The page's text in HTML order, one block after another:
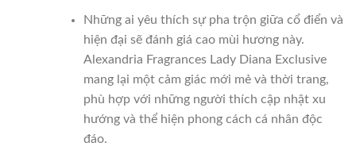
Những ai yêu thích sự pha trộn giữa cổ điển và
hiện đại sẽ đánh giá cao mùi hương này.
Alexandria Fragrances Lady Diana Exclusive
mang lại một cảm giác mới mẻ và thời trang,
phù hợp với những người thích cập nhật xu
hướng và thể hiện phong cách cá nhân độc
đáo.